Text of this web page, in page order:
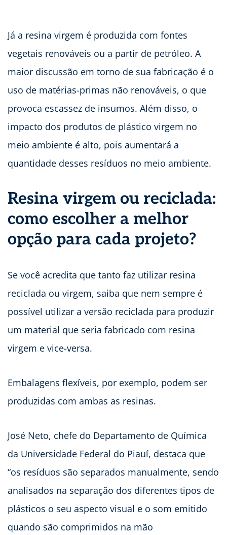
Já a resina virgem é produzida com fontes
vegetais renováveis ou a partir de petróleo. A
maior discussão em torno de sua fabricação é o
uso de matérias-primas não renováveis, o que
provoca escassez de insumos. Além disso, o
impacto dos produtos de plástico virgem no
meio ambiente é alto, pois aumentará a
quantidade desses resíduos no meio ambiente.
Resina virgem ou reciclada:
como escolher a melhor
opção para cada projeto?
Se você acredita que tanto faz utilizar resina
reciclada ou virgem, saiba que nem sempre é
possível utilizar a versão reciclada para produzir
um material que seria fabricado com resina
virgem e vice-versa.
Embalagens flexíveis, por exemplo, podem ser
produzidas com ambas as resinas.
José Neto, chefe do Departamento de Química
da Universidade Federal do Piauí, destaca que
“os resíduos são separados manualmente, sendo
analisados na separação dos diferentes tipos de
plásticos o seu aspecto visual e o som emitido
quando são comprimidos na mão